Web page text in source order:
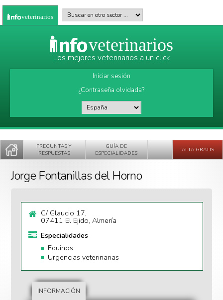
Pasar al contenido principal
veterinarios Buscar en otro sector
veterinarios
Los mejores veterinarios a un click
Iniciar sesión
¿Contraseña olvidada?
PREGUNTAS Y
RESPUESTAS
GUÍA DE
ESPECIALIDADES
ALTA GRATIS
Jorge Fontanillas del Horno
C/ Glaucio 17,
07411 El Ejido, Almería
Especialidades
Equinos
Urgencias veterinarias
INFORMACIÓN